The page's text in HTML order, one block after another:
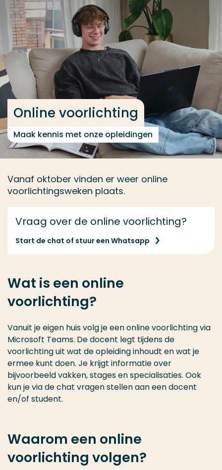
Ga direct naar de content
... > Online voorlichting
Online voorlichting
Maak kennis met onze opleidingen
Vanaf oktober vinden er weer online
voorlichtingsweken plaats.
Vraag over de online voorlichting?
Start de chat of stuur een Whatsapp
Wat is een online
voorlichting?
Vanuit je eigen huis volg je een online voorlichting via
Microsoft Teams. De docent legt tijdens de
voorlichting uit wat de opleiding inhoudt en wat je
ermee kunt doen. Je krijgt informatie over
bijvoorbeeld vakken, stages en specialisaties. Ook
kun je via de chat vragen stellen aan een docent
en/of student.
Waarom een online
voorlichting volgen?
Veel gezocht
Opleiding
Contact